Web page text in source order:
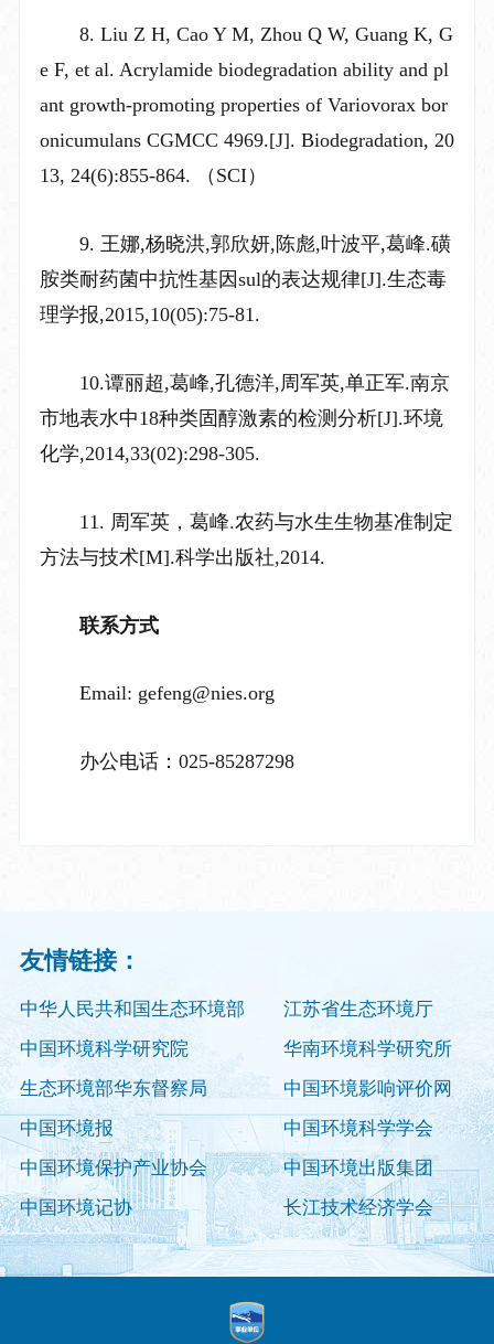
8. Liu Z H, Cao Y M, Zhou Q W, Guang K, G
e F, et al. Acrylamide biodegradation ability and pl
ant growth-promoting properties of Variovorax bor
onicumulans CGMCC 4969.[J]. Biodegradation, 20
13, 24(6):855-864. （SCI）
9. 王娜,杨晓洪,郭欣妍,陈彪,叶波平,葛峰.磺
胺类耐药菌中抗性基因sul的表达规律[J].生态毒
理学报,2015,10(05):75-81.
10.谭丽超,葛峰,孔德洋,周军英,单正军.南京
市地表水中18种类固醇激素的检测分析[J].环境
化学,2014,33(02):298-305.
11. 周军英，葛峰.农药与水生生物基准制定
方法与技术[M].科学出版社,2014.
联系方式
Email: gefeng@nies.org
办公电话：025-85287298
友情链接：
中华人民共和国生态环境部
江苏省生态环境厅
中国环境科学研究院
华南环境科学研究所
生态环境部华东督察局
中国环境影响评价网
中国环境报
中国环境科学学会
中国环境保护产业协会
中国环境出版集团
中国环境记协
长江技术经济学会